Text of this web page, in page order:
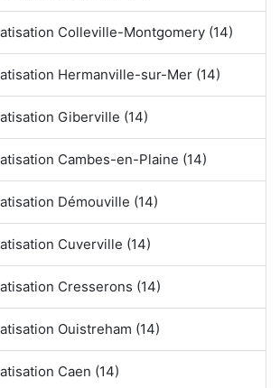
Colleville-Montgomery (14)
Hermanville-sur-Mer (14)
Giberville (14)
Cambes-en-Plaine (14)
Démouville (14)
Cuverville (14)
Cresserons (14)
Ouistreham (14)
Caen (14)